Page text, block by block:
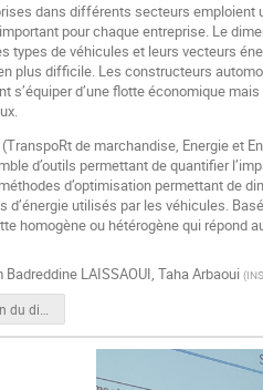
dans différents secteurs emploient
pour chaque entreprise. Le
types de véhicules et leurs vecteurs
plus difficile. Les constructeurs
s’équiper d’une flotte économique
(TranspoRt de marchandise, Energie et
d’outils permettant de quantifier
d’optimisation permettant de
d’énergie utilisés par les véhicules.
homogène ou hétérogène qui répond
Badreddine LAISSAOUI, Taha Arbaoui (